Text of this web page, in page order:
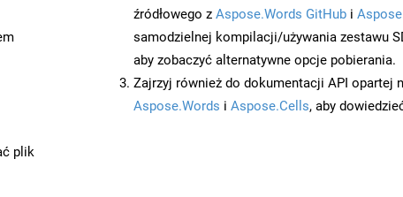
plik
źródłowego z Aspose.Words GitHub i
samodzielnej kompilacji/używania zestawu
aby zobaczyć alternatywne opcje pobierania.
Zajrzyj również do dokumentacji API opartej
Aspose.Words i Aspose.Cells, aby